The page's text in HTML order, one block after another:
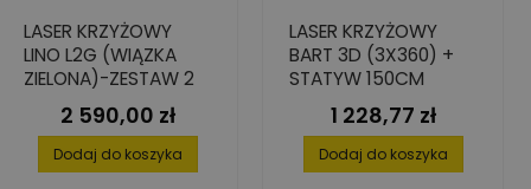
LASER KRZYŻOWY
LINO L2G (WIĄZKA
ZIELONA)-ZESTAW 2
Cena
2 590,00 zł
Dodaj do koszyka
LASER KRZYŻOWY
BART 3D (3X360) +
STATYW 150CM
Cena
1 228,77 zł
Dodaj do koszyka